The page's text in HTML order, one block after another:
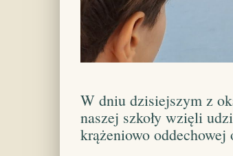
W dniu dzisiejszym z
naszej szkoły wzięli
krążeniowo oddechowej